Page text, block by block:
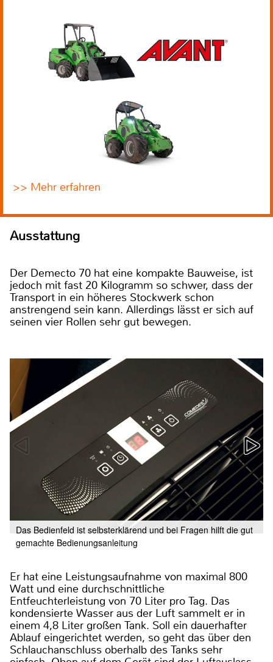
>> Mehr erfahren
Ausstattung
Der Demecto 70 hat eine kompakte Bauweise, ist
jedoch mit fast 20 Kilogramm so schwer, dass der
Transport in ein höheres Stockwerk schon
anstrengend sein kann. Allerdings lässt er sich auf
seinen vier Rollen sehr gut bewegen.
Das Bedienfeld ist selbsterklärend und bei Fragen hilft die gut
gemachte Bedienungsanleitung
Er hat eine Leistungsaufnahme von maximal 800
Watt und eine durchschnittliche
Entfeuchterleistung von 70 Liter pro Tag. Das
kondensierte Wasser aus der Luft sammelt er in
einem 4,8 Liter großen Tank. Soll ein dauerhafter
Ablauf eingerichtet werden, so geht das über den
Schlauchanschluss oberhalb des Tanks sehr